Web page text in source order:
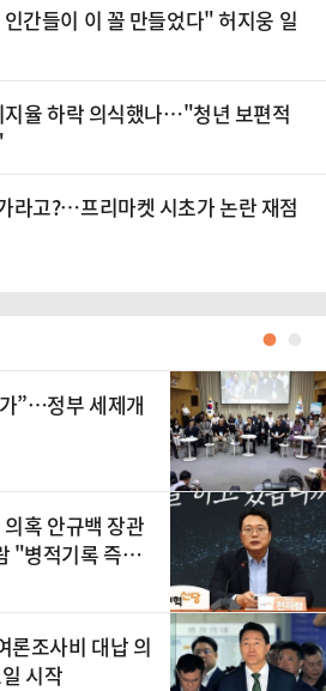
간들이 이 꼴 만들었다" 허지웅 일
율 하락 의식했나…"청년 보편적
라고?…프리마켓 시초가 논란 재점
●
”…정부 세제개
혹 안규백 장관
"병적기록 즉각
론조사비 대납 의
시작